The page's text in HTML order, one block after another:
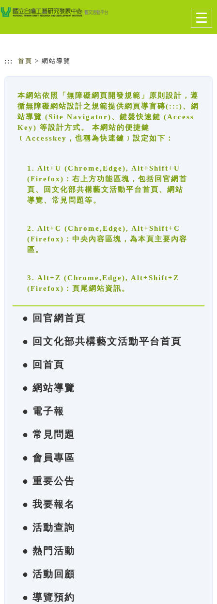
跳到主要內容
網站導覽
::: 首頁 > 網站導覽
本網站依照「無障礙網頁開發規範」原則設計，遵
循無障礙網站設計之規範提供網頁導盲磚(:::)、網
站導覽 (Site Navigator)、鍵盤快速鍵 (Access
Key) 等設計方式。 本網站的便捷鍵
﹝Accesskey，也稱為快速鍵﹞設定如下：
1. Alt+U (Chrome,Edge), Alt+Shift+U
(Firefox)：右上方功能區塊，包括回官網首
頁、回文化部共構藝文活動平台首頁、網站
導覽、常見問題等。
2. Alt+C (Chrome,Edge), Alt+Shift+C
(Firefox)：中央內容區塊，為本頁主要內容
區。
3. Alt+Z (Chrome,Edge), Alt+Shift+Z
(Firefox)：頁尾網站資訊。
● 回官網首頁
● 回文化部共構藝文活動平台首頁
● 回首頁
● 網站導覽
● 電子報
● 常見問題
● 會員專區
● 重要公告
● 我要報名
● 活動查詢
● 熱門活動
● 活動回顧
● 導覽預約